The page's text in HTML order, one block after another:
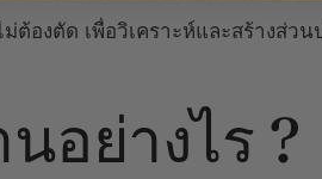
องตัด เพื่อวิเคราะห์และสร้างส่ว
อย่างไร ?